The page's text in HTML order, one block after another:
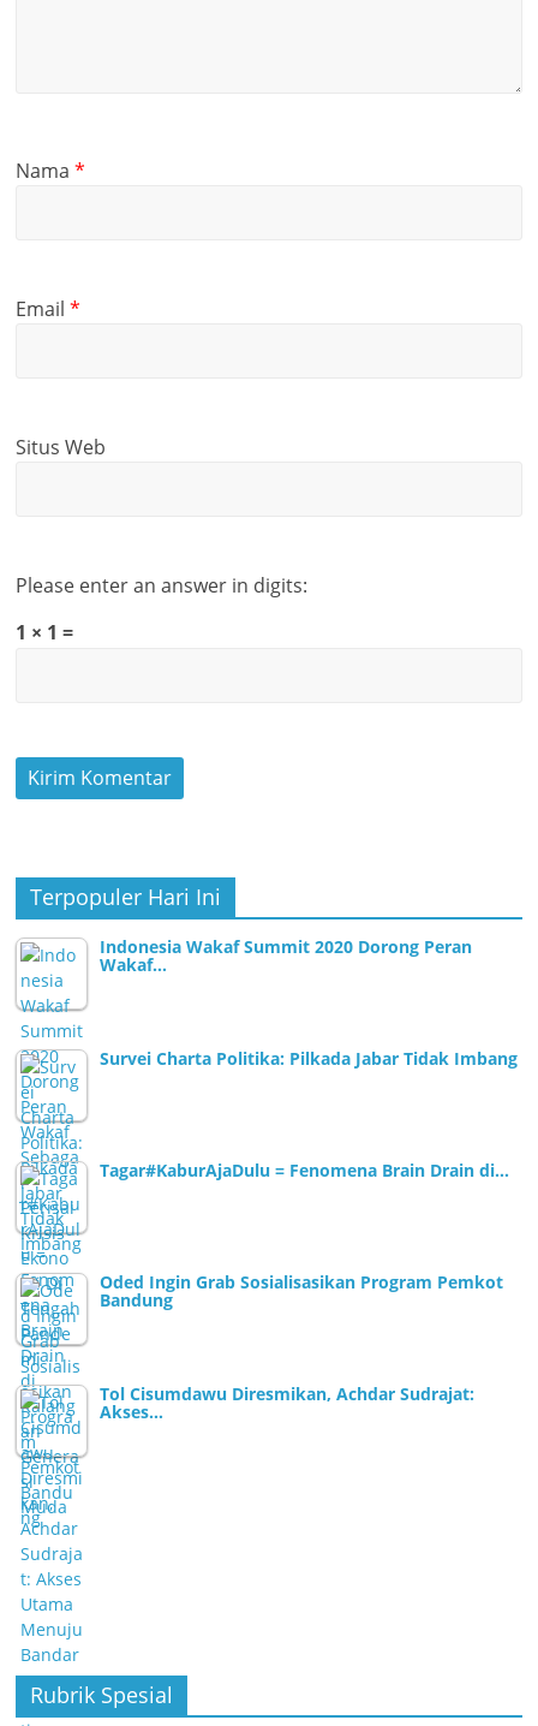
Nama*
Email*
Situs Web
Please enter an answer in digits:
1 × 1 =
Terpopuler Hari Ini
Indonesia Wakaf Summit 2020 Dorong Peran
Wakaf…
Survei Charta Politika: Pilkada Jabar Tidak Imbang
Tagar#KaburAjaDulu = Fenomena Brain Drain di…
Oded Ingin Grab Sosialisasikan Program Pemkot
Bandung
Tol Cisumdawu Diresmikan, Achdar Sudrajat:
Akses…
Rubrik Spesial